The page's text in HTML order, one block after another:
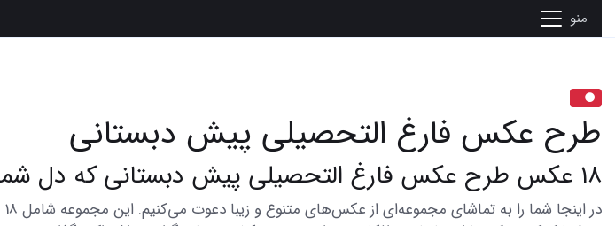
منو
طرح عکس فارغ التحصیلی پیش دبستانی
18 عکس طرح عکس فارغ التحصیلی پیش دبستانی که دل شما را برباید